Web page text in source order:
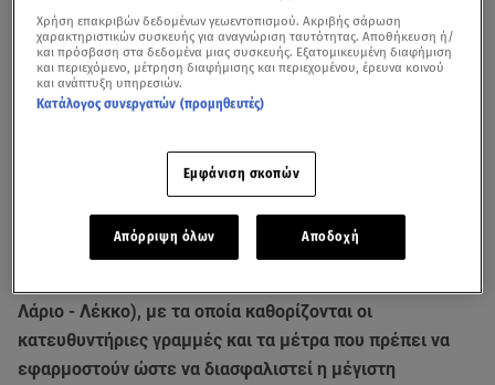
Το Piaggio Group υπέγραψε Πρωτόκολλα με τις
συνδικαλιστικές ενώσεις των ιταλικών εργοστασίων
της Piaggio (Ποντεντέρα - Πίζα), της Aprilia (Νοάλε και
Λάριο - Λέκκο), με τα οποία καθορίζονται οι
κατευθυντήριες γραμμές και τα μέτρα που πρέπει να
εφαρμοστούν ώστε να διασφαλιστεί η μέγιστη
Χρήση επακριβών δεδομένων γεωεντοπισμού. Ακριβής σάρωση
χαρακτηριστικών συσκευής για αναγνώριση ταυτότητας. Αποθήκευση ή/
και πρόσβαση στα δεδομένα μιας συσκευής. Εξατομικευμένη διαφήμιση
και περιεχόμενο, μέτρηση διαφήμισης και περιεχομένου, έρευνα κοινού
και ανάπτυξη υπηρεσιών.
Κατάλογος συνεργατών (προμηθευτές)
Εμφάνιση σκοπών
Απόρριψη όλων Αποδοχή